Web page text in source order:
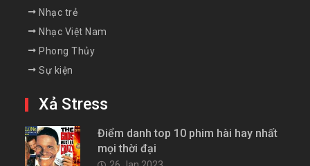
Nhạc trẻ
Nhạc Việt Nam
Phong Thủy
Sự kiện
Xả Stress
Điểm danh top 10 phim hài hay nhất
mọi thời đại